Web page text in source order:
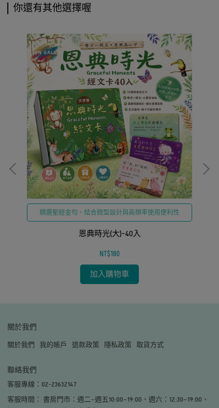
你還有其他選擇喔
精選聖經金句、結合微型設計與高頻率使用便利性
恩典時光(大)-40入
NT$180
加入購物車
關於我們
關於我們 我的帳戶 退款政策 隱私政策 取貨方式
聯絡我們
客服專線：02-23632147
客服時間： 書房門市：週二~週五10:00~19:00、週六：12:30~19:00、